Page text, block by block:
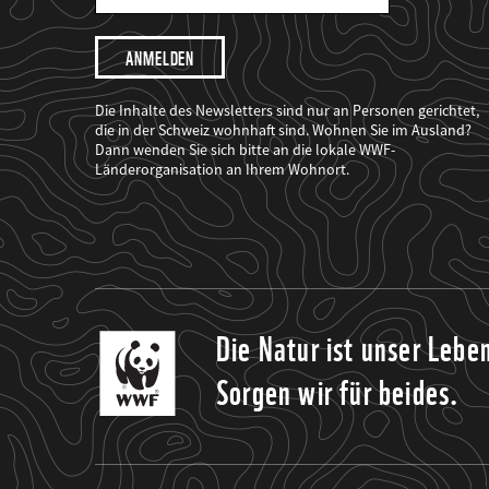
Mail
Adresse
Ich
möchte,
dass
der
WWF
mich
über
seine
Projekte
informiert.
Die Inhalte des Newsletters sind nur an Personen gerichtet,
die in der Schweiz wohnhaft sind. Wohnen Sie im Ausland?
Dann wenden Sie sich bitte an die lokale WWF-
Länderorganisation an Ihrem Wohnort.
Die Natur ist unser
Sorgen wir für beides.